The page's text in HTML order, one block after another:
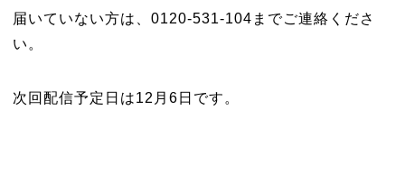
届いていない方は、0120-531-104までご連絡くださ
い。
次回配信予定日は12月6日です。